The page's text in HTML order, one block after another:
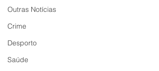
Outras Notícias
Crime
Desporto
Saúde